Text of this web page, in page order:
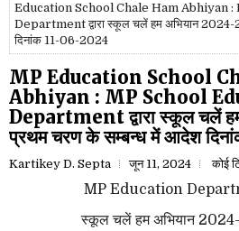
Education School Chale Ham Abhiyan
Department द्वारा स्कूल चलें हम अभियान
दिनांक 11-06-2024
MP Education School
Abhiyan : MP School
Department द्वारा स्कूल चलें
प्रथम चरण के सम्बन्ध में आदेश
Kartikey D. Septa जून 11, 2024 कोई
MP Education
स्कूल चलें हम अभियान